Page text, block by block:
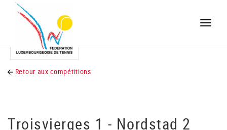
Toggle
Retour aux compétitions
Troisvierges 1 - Nordstad 2